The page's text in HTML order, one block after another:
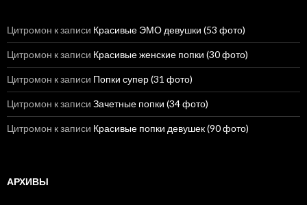
Цитромон к записи Красивые ЭМО девушки (53 фото)
Цитромон к записи Красивые женские попки (30 фото)
Цитромон к записи Попки супер (31 фото)
Цитромон к записи Зачетные попки (34 фото)
Цитромон к записи Красивые попки девушек (90 фото)
АРХИВЫ